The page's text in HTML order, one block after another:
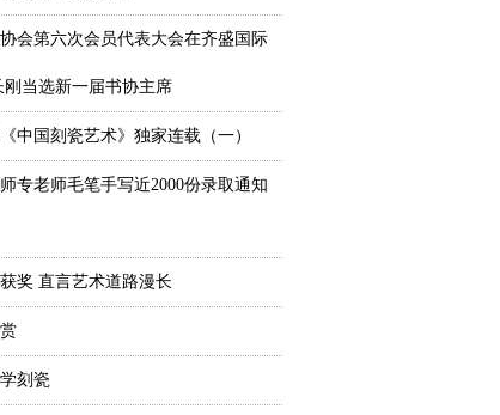
会第六次会员代表大会在齐盛国际
当选新一届书协主席
中国刻瓷艺术》独家连载（一）
专老师毛笔手写近2000份录取通知
奖 直言艺术道路漫长
刻瓷